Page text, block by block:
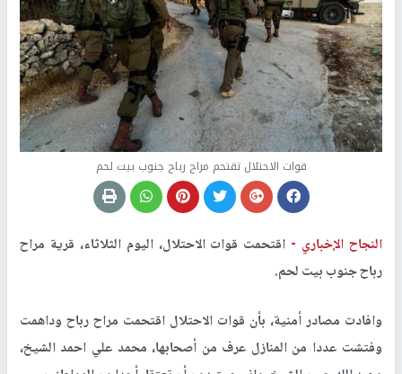
قوات الاحتلال تقتحم مراح رباح جنوب بيت لحم
النجاح الإخباري - اقتحمت قوات الاحتلال، اليوم الثلاثاء، قرية مراح
رباح جنوب بيت لحم.
وافادت مصادر أمنية، بأن قوات الاحتلال اقتحمت مراح رباح وداهمت
وفتشت عددا من المنازل عرف من أصحابها، محمد علي احمد الشيخ،